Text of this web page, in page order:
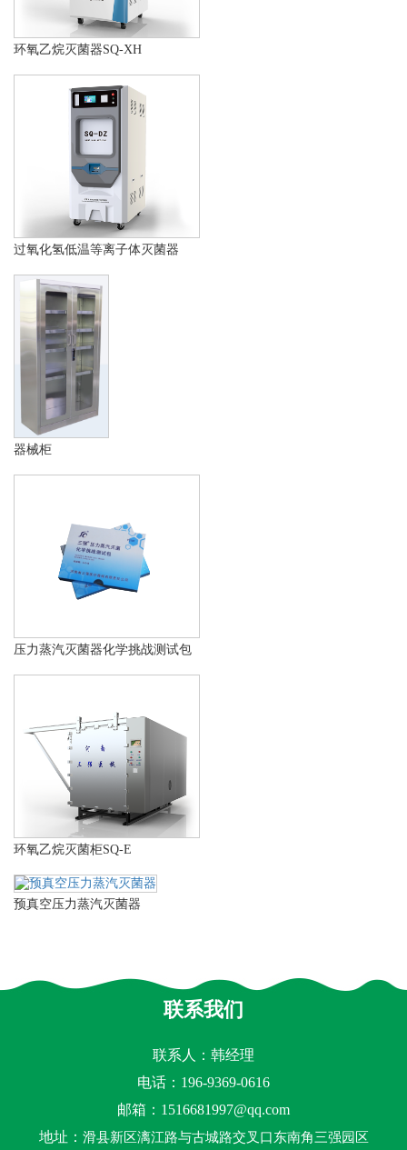
环氧乙烷灭菌器SQ-XH
过氧化氢低温等离子体灭菌器
器械柜
压力蒸汽灭菌器化学挑战测试包
环氧乙烷灭菌柜SQ-E
预真空压力蒸汽灭菌器
联系我们
联系人：韩经理
电话：196-9369-0616
邮箱： 1516681997@qq.com
地址： 滑县新区漓江路与古城路交叉口东南角三强园区